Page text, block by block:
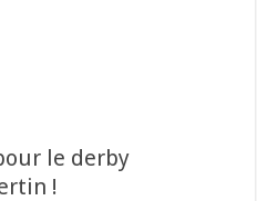
le derby
!